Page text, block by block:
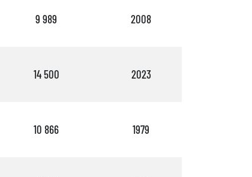
9 989 2008
14 500 2023
10 866 1979